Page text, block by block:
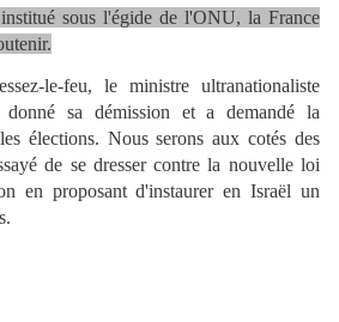
sous l'égide de l'ONU, la France
le-feu, le ministre ultranationaliste
sa démission et a demandé la
élections. ​Nous serons aux cotés des
de se dresser contre la nouvelle loi
en proposant d'instaurer en Israël un